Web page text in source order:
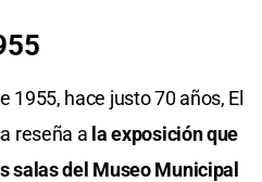
1955, hace justo 70 años, El
reseña a la exposición que
salas del Museo Municipal